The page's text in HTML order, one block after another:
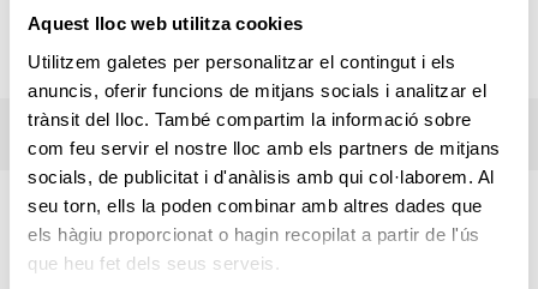
Aquest lloc web utilitza cookies
Utilitzem galetes per personalitzar el contingut i els
anuncis, oferir funcions de mitjans socials i analitzar el
trànsit del lloc. També compartim la informació sobre
com feu servir el nostre lloc amb els partners de mitjans
socials, de publicitat i d'anàlisis amb qui col·laborem. Al
seu torn, ells la poden combinar amb altres dades que
els hàgiu proporcionat o hagin recopilat a partir de l'ús
que heu fet dels seus serveis.
SPONSORS